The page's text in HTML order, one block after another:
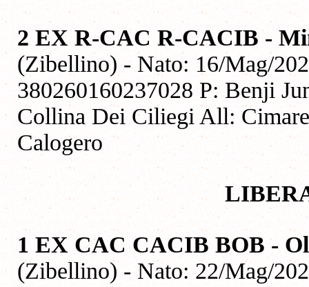
2 EX R-CAC R-CACIB -
(Zibellino) - Nato: 16/Mag/
380260160237028 P: Benji
Collina Dei Ciliegi All:
Calogero
1 EX CAC CACIB BOB -
(Zibellino) - Nato: 22/Mag/